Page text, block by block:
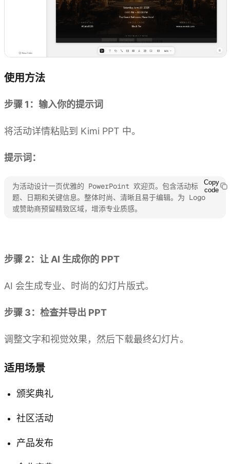
使用方法
步骤 1：输入你的提示词
将活动详情粘贴到 Kimi PPT 中。
提示词：
为活动设计一页优雅的 PowerPoint 欢迎页。包含活动标
题、日期和关键信息。整体时尚、清晰且易于编辑。为 Logo
或赞助商预留精致区域，增添专业质感。
Copy
code
步骤 2：让 AI 生成你的 PPT
AI 会生成专业、时尚的幻灯片版式。
步骤 3：检查并导出 PPT
调整文字和视觉效果，然后下载最终幻灯片。
适用场景
颁奖典礼
社区活动
产品发布